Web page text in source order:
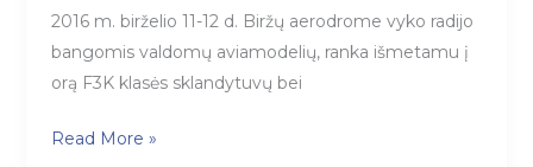
2016 m. birželio 11-12 d. Biržų aerodrome vyko radijo
bangomis valdomų aviamodelių, ranka išmetamu į
orą F3K klasės sklandytuvų bei
Aviamodelių
Read More »